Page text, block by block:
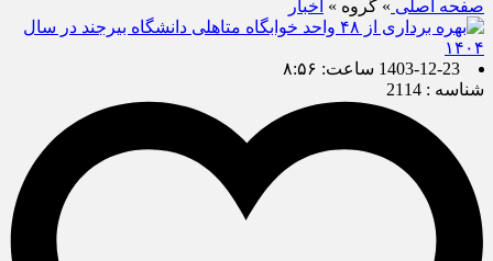
صفحه اصلی » گروه » اخبار
1403-12-23 ساعت: ۸:۵۶
شناسه : 2114